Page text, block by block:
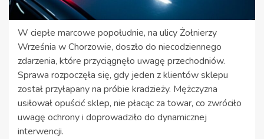
W ciepłe marcowe popołudnie, na ulicy Żołnierzy
Września w Chorzowie, doszło do niecodziennego
zdarzenia, które przyciągnęło uwagę przechodniów.
Sprawa rozpoczęła się, gdy jeden z klientów sklepu
został przyłapany na próbie kradzieży. Mężczyzna
usiłował opuścić sklep, nie płacąc za towar, co zwróciło
uwagę ochrony i doprowadziło do dynamicznej
interwencji.